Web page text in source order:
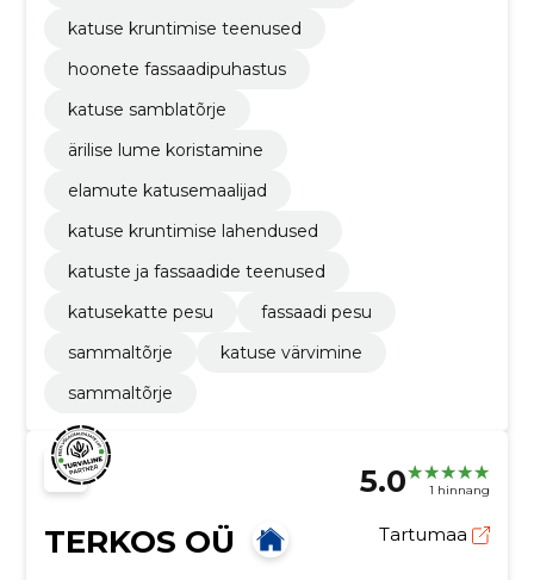
katuse kruntimise teenused
hoonete fassaadipuhastus
katuse samblatõrje
ärilise lume koristamine
elamute katusemaalijad
katuse kruntimise lahendused
katuste ja fassaadide teenused
katusekatte pesu
fassaadi pesu
sammaltõrje
katuse värvimine
sammaltõrje
5.0 1 hinnang
TERKOS OÜ Tartumaa